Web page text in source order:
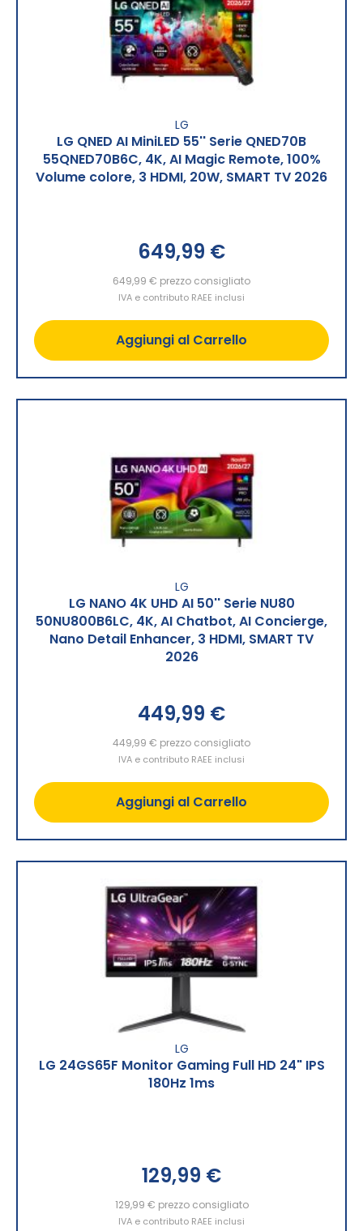
LG
LG QNED AI MiniLED 55'' Serie QNED70B
55QNED70B6C, 4K, AI Magic Remote, 100%
Volume colore, 3 HDMI, 20W, SMART TV 2026
649,99 €
649,99 € prezzo consigliato
IVA e contributo RAEE inclusi
Aggiungi al Carrello
LG
LG NANO 4K UHD AI 50'' Serie NU80
50NU800B6LC, 4K, AI Chatbot, AI Concierge,
Nano Detail Enhancer, 3 HDMI, SMART TV
2026
449,99 €
449,99 € prezzo consigliato
IVA e contributo RAEE inclusi
Aggiungi al Carrello
LG
LG 24GS65F Monitor Gaming Full HD 24" IPS
180Hz 1ms
129,99 €
129,99 € prezzo consigliato
IVA e contributo RAEE inclusi